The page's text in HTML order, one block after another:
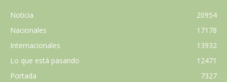
Noticia
20954
Nacionales
17178
Internacionales
13932
Lo que está pasando
12471
Portada
7327